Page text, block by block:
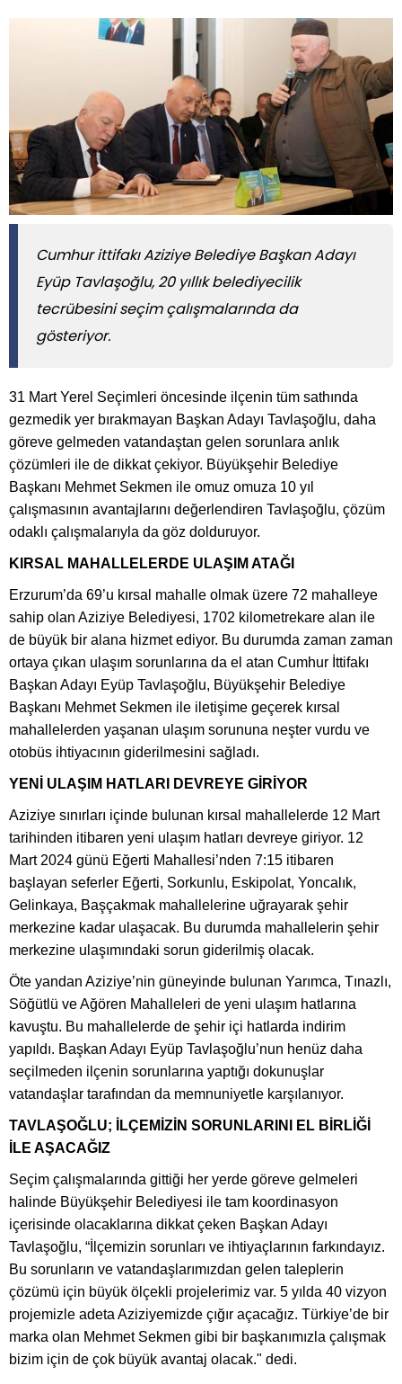
Cumhur ittifakı Aziziye Belediye Başkan Adayı
Eyüp Tavlaşoğlu, 20 yıllık belediyecilik
tecrübesini seçim çalışmalarında da
gösteriyor.
31 Mart Yerel Seçimleri öncesinde ilçenin tüm sathında
gezmedik yer bırakmayan Başkan Adayı Tavlaşoğlu, daha
göreve gelmeden vatandaştan gelen sorunlara anlık
çözümleri ile de dikkat çekiyor. Büyükşehir Belediye
Başkanı Mehmet Sekmen ile omuz omuza 10 yıl
çalışmasının avantajlarını değerlendiren Tavlaşoğlu, çözüm
odaklı çalışmalarıyla da göz dolduruyor.
KIRSAL MAHALLELERDE ULAŞIM ATAĞI
Erzurum’da 69’u kırsal mahalle olmak üzere 72 mahalleye
sahip olan Aziziye Belediyesi, 1702 kilometrekare alan ile
de büyük bir alana hizmet ediyor. Bu durumda zaman zaman
ortaya çıkan ulaşım sorunlarına da el atan Cumhur İttifakı
Başkan Adayı Eyüp Tavlaşoğlu, Büyükşehir Belediye
Başkanı Mehmet Sekmen ile iletişime geçerek kırsal
mahallelerden yaşanan ulaşım sorununa neşter vurdu ve
otobüs ihtiyacının giderilmesini sağladı.
YENİ ULAŞIM HATLARI DEVREYE GİRİYOR
Aziziye sınırları içinde bulunan kırsal mahallelerde 12 Mart
tarihinden itibaren yeni ulaşım hatları devreye giriyor. 12
Mart 2024 günü Eğerti Mahallesi’nden 7:15 itibaren
başlayan seferler Eğerti, Sorkunlu, Eskipolat, Yoncalık,
Gelinkaya, Başçakmak mahallelerine uğrayarak şehir
merkezine kadar ulaşacak. Bu durumda mahallelerin şehir
merkezine ulaşımındaki sorun giderilmiş olacak.
Öte yandan Aziziye’nin güneyinde bulunan Yarımca, Tınazlı,
Söğütlü ve Ağören Mahalleleri de yeni ulaşım hatlarına
kavuştu. Bu mahallelerde de şehir içi hatlarda indirim
yapıldı. Başkan Adayı Eyüp Tavlaşoğlu’nun henüz daha
seçilmeden ilçenin sorunlarına yaptığı dokunuşlar
vatandaşlar tarafından da memnuniyetle karşılanıyor.
TAVLAŞOĞLU; İLÇEMİZİN SORUNLARINI EL BİRLİĞİ
İLE AŞACAĞIZ
Seçim çalışmalarında gittiği her yerde göreve gelmeleri
halinde Büyükşehir Belediyesi ile tam koordinasyon
içerisinde olacaklarına dikkat çeken Başkan Adayı
Tavlaşoğlu, “İlçemizin sorunları ve ihtiyaçlarının farkındayız.
Bu sorunların ve vatandaşlarımızdan gelen taleplerin
çözümü için büyük ölçekli projelerimiz var. 5 yılda 40 vizyon
projemizle adeta Aziziyemizde çığır açacağız. Türkiye’de bir
marka olan Mehmet Sekmen gibi bir başkanımızla çalışmak
bizim için de çok büyük avantaj olacak." dedi.